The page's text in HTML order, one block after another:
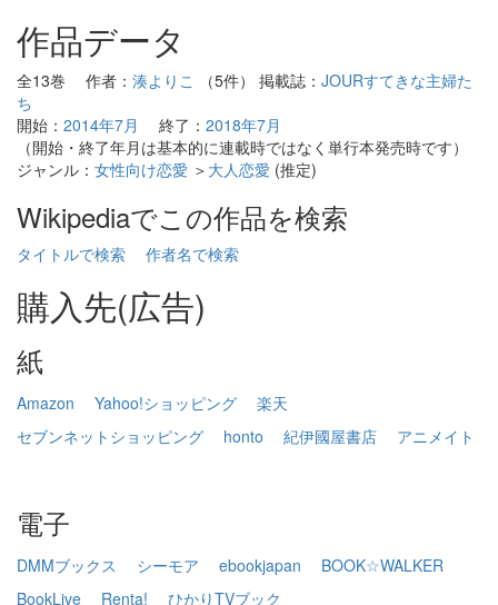
作品データ
全13巻 作者： 湊よりこ （5件） 掲載誌： JOURすてきな主婦た
ち
開始： 2014年7月 終了： 2018年7月
（開始・終了年月は基本的に連載時ではなく単行本発売時です）
ジャンル： 女性向け恋愛 ＞ 大人恋愛 (推定)
Wikipediaでこの作品を検索
タイトルで検索 作者名で検索
購入先(広告)
紙
Amazon Yahoo!ショッピング
楽天
セブンネットショッピング
honto 紀伊國屋書店 アニメイト
電子
DMMブックス シーモア ebookjapan
BOOK☆WALKER
BookLive
Renta! ひかりTVブック